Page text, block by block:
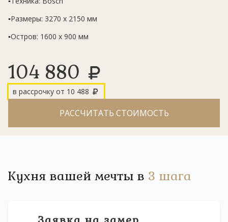
▪︎Размеры: 3270 х 2150 мм
▪︎Остров: 1600 х 900 мм
104 880
в рассрочку от 10 488
РАССЧИТАТЬ СТОИМОСТЬ
Кухня вашей мечты в 3 шага